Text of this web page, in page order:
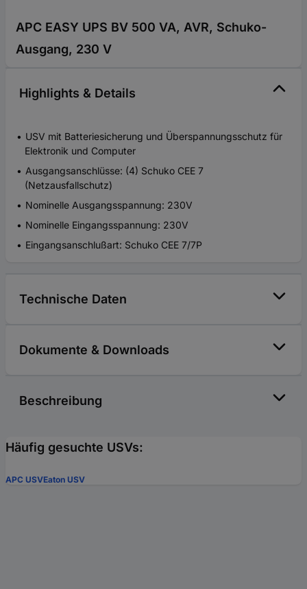
APC EASY UPS BV 500 VA, AVR, Schuko-
Ausgang, 230 V
Highlights & Details
USV mit Batteriesicherung und Überspannungsschutz für
Elektronik und Computer
Ausgangsanschlüsse: (4) Schuko CEE 7
(Netzausfallschutz)
Nominelle Ausgangsspannung: 230V
Nominelle Eingangsspannung: 230V
Eingangsanschlußart: Schuko CEE 7/7P
Technische Daten
Dokumente & Downloads
Beschreibung
Häufig gesuchte USVs:
APC USVEaton USV